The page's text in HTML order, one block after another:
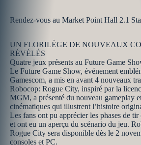
Rendez-vous au Market Point Hall 2.1
UN FLORILÈGE DE NOUVEAUX
RÉVÉLÉS
Quatre jeux présents au Future Game
Le Future Game Show, événement
Gamescom, a mis en avant 4 nouveaux
Robocop: Rogue City, inspiré par la
MGM, a présenté du nouveau gameplay
cinématiques qui illustrent l’histoire
Les fans ont pu apprécier les phases de tir
et ont eu un aperçu du scénario du jeu.
Rogue City sera disponible dès le 2
consoles et PC.